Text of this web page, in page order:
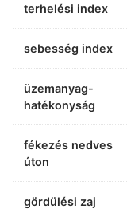
terhelési index
sebesség index
üzemanyag-
hatékonyság
fékezés nedves
úton
gördülési zaj